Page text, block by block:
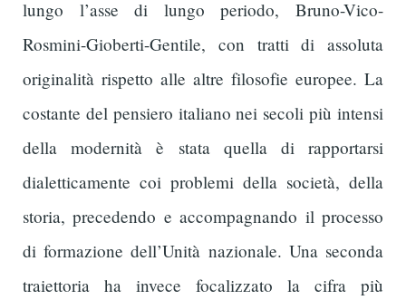
lungo l’asse di lungo periodo, Bruno-Vico-
Rosmini-Gioberti-Gentile, con tratti di assoluta
originalità rispetto alle altre filosofie europee. La
costante del pensiero italiano nei secoli più intensi
della modernità è stata quella di rapportarsi
dialetticamente coi problemi della società, della
storia, precedendo e accompagnando il processo
di formazione dell’Unità nazionale. Una seconda
traiettoria ha invece focalizzato la cifra più